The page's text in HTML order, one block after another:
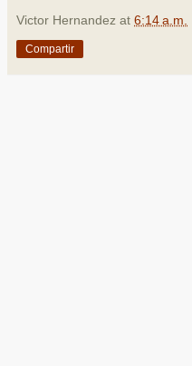
Victor Hernandez at 6:14 a.m.
Compartir